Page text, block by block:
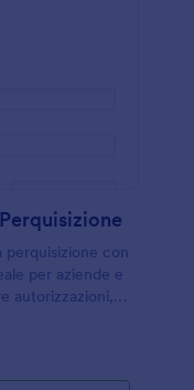
perquisizione con
per aziende e
autorizzazioni,